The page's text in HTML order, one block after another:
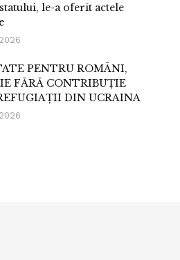
le-a oferit actele
PENTRU ROMÂNI,
FĂRĂ CONTRIBUȚIE
DIN UCRAINA